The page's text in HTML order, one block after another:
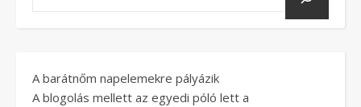
A barátnőm napelemekre pályázik
A blogolás mellett az egyedi póló lett a